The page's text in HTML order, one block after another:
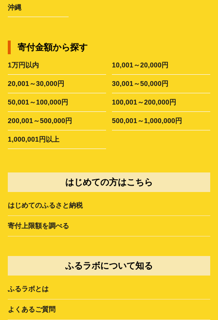
沖縄
寄付金額から探す
1万円以内 10,001～20,000円
20,001～30,000円 30,001～50,000円
50,001～100,000円 100,001～200,000円
200,001～500,000円 500,001～1,000,000円
1,000,001円以上
はじめての方はこちら
はじめてのふるさと納税
寄付上限額を調べる
ふるラボについて知る
ふるラボとは
よくあるご質問